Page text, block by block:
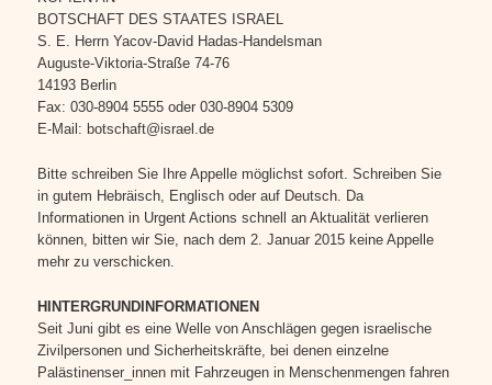
BOTSCHAFT DES STAATES ISRAEL
S. E. Herrn Yacov-David Hadas-Handelsman
Auguste-Viktoria-Straße 74-76
14193 Berlin
Fax: 030-8904 5555 oder 030-8904 5309
E-Mail: botschaft@israel.de
Bitte schreiben Sie Ihre Appelle möglichst sofort. Schreiben Sie
in gutem Hebräisch, Englisch oder auf Deutsch. Da
Informationen in Urgent Actions schnell an Aktualität verlieren
können, bitten wir Sie, nach dem 2. Januar 2015 keine Appelle
mehr zu verschicken.
HINTERGRUNDINFORMATIONEN
Seit Juni gibt es eine Welle von Anschlägen gegen israelische
Zivilpersonen und Sicherheitskräfte, bei denen einzelne
Palästinenser_innen mit Fahrzeugen in Menschenmengen fahren